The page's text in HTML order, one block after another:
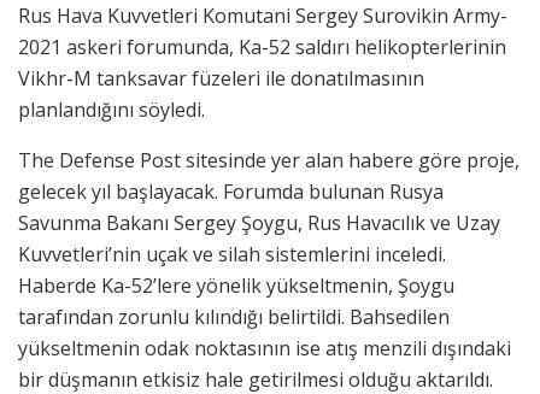
Rus Hava Kuvvetleri Komutani Sergey Surovikin Army-
2021 askeri forumunda, Ka-52 saldırı helikopterlerinin
Vikhr-M tanksavar füzeleri ile donatılmasının
planlandığını söyledi.
The Defense Post sitesinde yer alan habere göre proje,
gelecek yıl başlayacak. Forumda bulunan Rusya
Savunma Bakanı Sergey Şoygu, Rus Havacılık ve Uzay
Kuvvetleri’nin uçak ve silah sistemlerini inceledi.
Haberde Ka-52’lere yönelik yükseltmenin, Şoygu
tarafından zorunlu kılındığı belirtildi. Bahsedilen
yükseltmenin odak noktasının ise atış menzili dışındaki
bir düşmanın etkisiz hale getirilmesi olduğu aktarıldı.